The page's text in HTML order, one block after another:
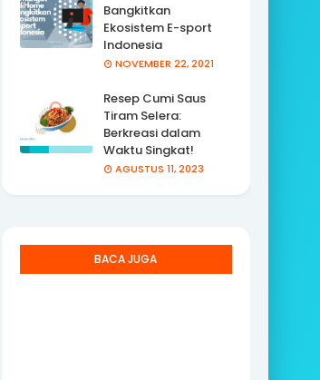
Bangkitkan
Ekosistem E-sport
Indonesia
NOVEMBER 22, 2021
Resep Cumi Saus
Tiram Selera:
Berkreasi dalam
Waktu Singkat!
AGUSTUS 11, 2023
BACA JUGA